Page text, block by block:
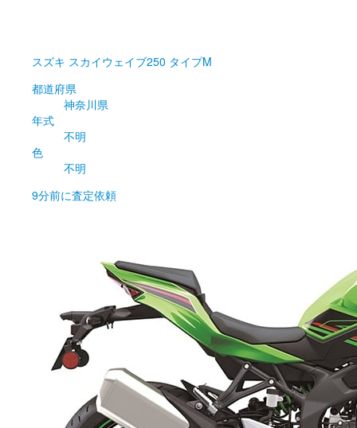
スズキ スカイウェイブ250 タイプM
都道府県
神奈川県
年式
不明
色
不明
9分前に査定依頼